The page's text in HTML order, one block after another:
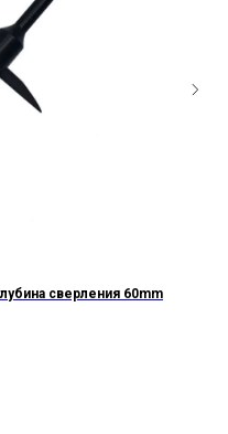
сверления 60mm